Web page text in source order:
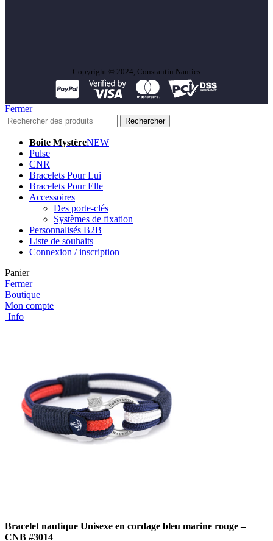
Copyright © 2024, Constantin Nautics
Fermer
Rechercher
Boite MystèreNEW
Pulse
CNR
Bracelets Pour Lui
Bracelets Pour Elle
Accessoires
Des porte-clés
Systèmes de fixation
Personnalisés B2B
Liste de souhaits
Connexion / inscription
Panier
Fermer
Boutique
Mon compte
Info
Bracelet nautique Unisexe en cordage bleu marine rouge –
CNB #3014